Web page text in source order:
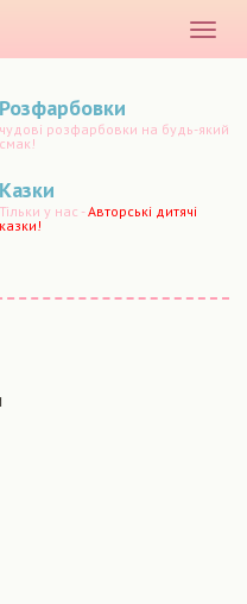
меню
Розфарбовки
чудові розфарбовки на будь-який
смак!
Казки
Тільки у нас -Авторські дитячі
казки!